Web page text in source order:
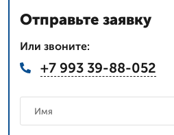
Отправьте заявку
Или звоните:
+7 993 39-88-052